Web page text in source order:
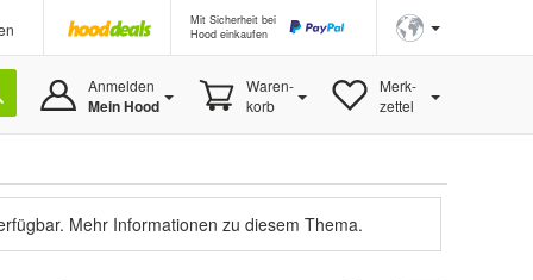
Mit Sicherheit bei
Hood einkaufen
Anmelden
Mein Hood
Waren-
korb
Merk-
zettel
Mehr Informationen zu diesem Thema.